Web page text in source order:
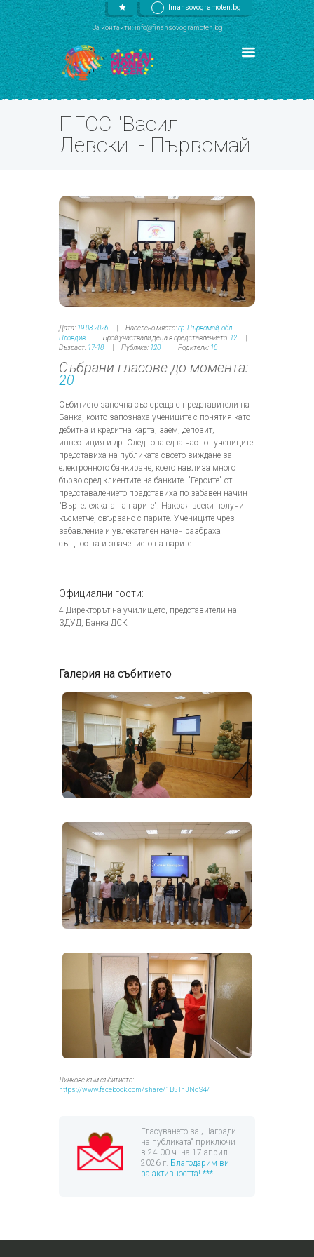
finansovogramoten.bg
За контакти: info@finansovogramoten.bg
ПГСС "Васил
Левски" - Първомай
Дата: 19.03.2026 Населено място:гр. Първомай, обл.
Пловдив
Брой участвали деца в представлението: 12
Възраст: 17-18 Публика: 120 Родители: 10
Събрани гласове до момента:
20
Събитието започна със среща с представители на
Банка, които запознаха учениците с понятия като
дебитна и кредитна карта, заем, депозит,
инвестиция и др. След това една част от учениците
представиха на публиката своето виждане за
електронното банкиране, което навлиза много
бързо сред клиентите на банките. "Героите" от
представалението прадставиха по забавен начин
"Въртележката на парите". Накрая всеки получи
късметче, свързано с парите. Учениците чрез
забавление и увлекателен начен разбраха
същността и значението на парите.
Официални гости:
4-Директорът на училището, представители на
ЗДУД, Банка ДСК
Галерия на събитието
Линкове към събитието:
https://www.facebook.com/share/1B5TnJNqS4/
Гласуването за „Награди
на публиката“ приключи
в 24.00 ч. на 17 април
2026 г. Благодарим ви
за активността! ***